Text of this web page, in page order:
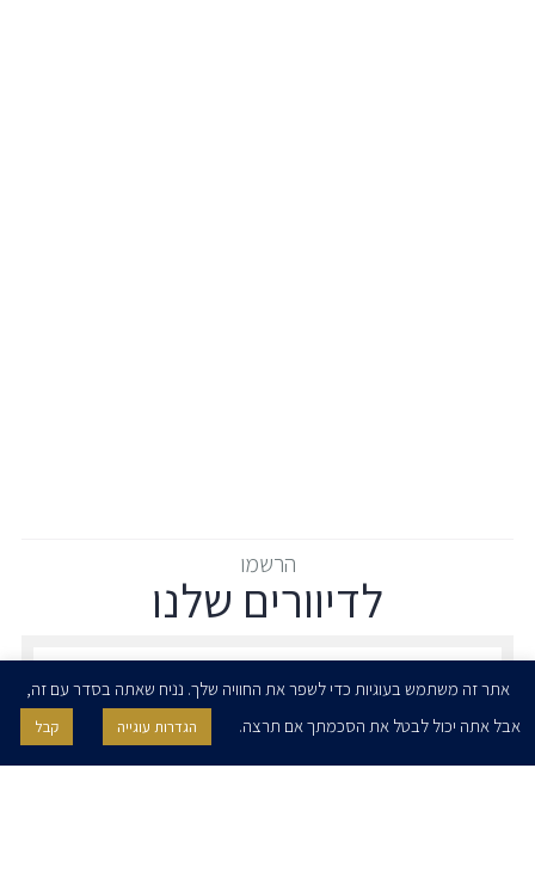
הרשמו
לדיוורים שלנו
אני מאשר/ת בזאת להרצוג, פוקס, נאמן ושות' לשלוח לי ניוזלטרים,
הודעות והזמנות לאירועים וכנסים. אני רשאי/ת לחזור בי מהסכמתי לעיל בכל
אתר זה משתמש בעוגיות כדי לשפר את החוויה שלך. נניח שאתה בסדר עם זה,
אבל אתה יכול לבטל את הסכמתך אם תרצה.
הגדרות עוגייה קבל